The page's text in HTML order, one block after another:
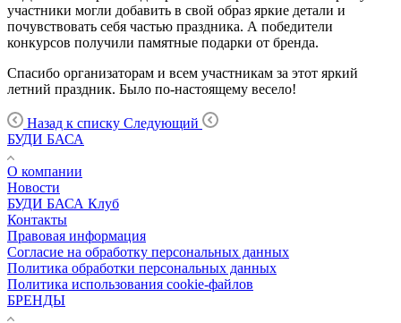
участники могли добавить в свой образ яркие детали и
почувствовать себя частью праздника. А победители
конкурсов получили памятные подарки от бренда.
Спасибо организаторам и всем участникам за этот яркий
летний праздник. Было по-настоящему весело!
Назад к списку Следующий
БУДИ БАСА
О компании
Новости
БУДИ БАСА Клуб
Контакты
Правовая информация
Согласие на обработку персональных данных
Политика обработки персональных данных
Политика использования cookie-файлов
БРЕНДЫ